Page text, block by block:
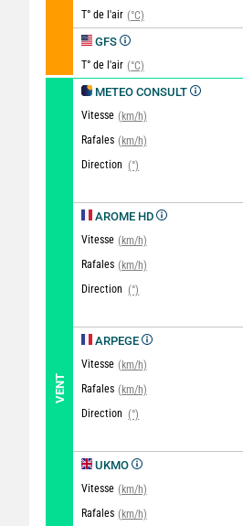
T° de l'air (°C)
GFS
T° de l'air (°C)
VENT
METEO CONSULT
Vitesse (km/h)
Rafales (km/h)
Direction (°)
AROME HD
Vitesse (km/h)
Rafales (km/h)
Direction (°)
ARPEGE
Vitesse (km/h)
Rafales (km/h)
Direction (°)
UKMO
Vitesse (km/h)
Rafales (km/h)